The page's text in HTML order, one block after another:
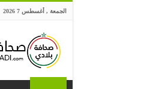
الجمعة , أغسطس 7 2026